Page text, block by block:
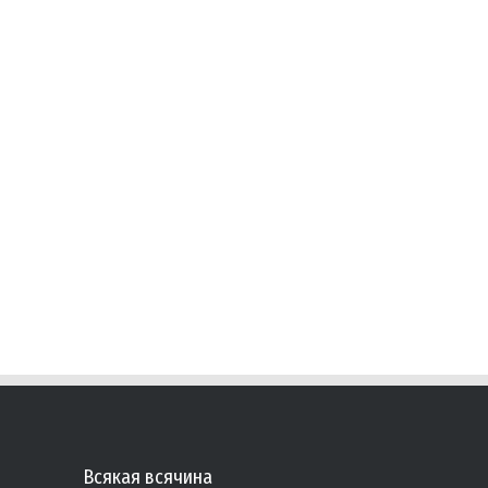
Всякая всячина